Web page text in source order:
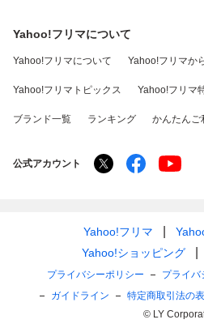
Yahoo!フリマについて
Yahoo!フリマについて Yahoo!フリマか
Yahoo!フリマトピックス Yahoo!フリマ
ブランド一覧 ランキング かんたんご
公式アカウント
Yahoo!フリマ
Yahoo!ショッピング
プライバシーポリシー プライバ
ガイドライン
特定商取引法の
© LY